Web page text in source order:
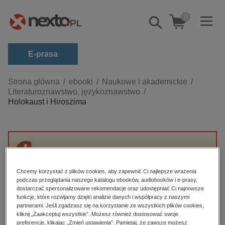
Pokaż/schowaj
wyszukiwarkę
0
E-prasa
Kategorie
Zobacz wszystkie E-prasa
biznesowe, branżowe, gospodarka
darmowe wydania
edukacja
hobby, sport, rozrywka
komputery, internet, technologie, informatyka
Strona główna ebooki
Naukowe i akademickie
Literaturoznawstwo, językoznawstwo
Holokaust i Hiroszima
High-contrast mode
Polecane
Chcemy korzystać z plików cookies, aby zapewnić Ci najlepsze wrażenia
podczas przeglądania naszego katalogu ebooków, audiobooków i e-prasy,
dostarczać spersonalizowane rekomendacje oraz udostępniać Ci najnowsze
funkcje, które rozwijamy dzięki analizie danych i współpracy z naszymi
partnerami. Jeśli zgadzasz się na korzystanie ze wszystkich plików cookies,
kliknij „Zaakceptuj wszystkie”. Możesz również dostosować swoje
preferencje, klikając „Zmień ustawienia”. Pamiętaj, że zawsze możesz